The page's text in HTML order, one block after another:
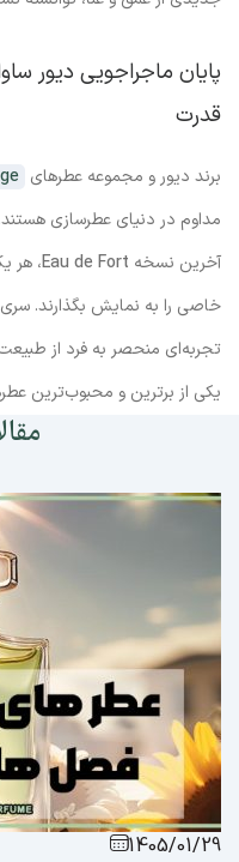
پایان ماجراجویی دیور
قدرت
برند دیور و مجموعه عطرهای
مداوم در دنیای عطرسازی
آخرین نسخه Eau de Fort، هر
خاصی را به نمایش بگذارند.
تجربه‌ای منحصر به فرد از
یکی از برترین و محبوب‌ترین
1405/01/29